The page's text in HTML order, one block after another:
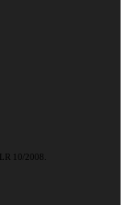
10/2008.